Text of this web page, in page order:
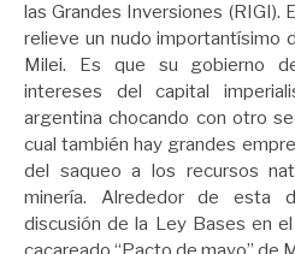
las Grandes Inversiones
relieve un nudo importantísimo
Milei. Es que su gobierno
intereses del capital
argentina chocando con otro
cual también hay grandes
del saqueo a los recursos
minería. Alrededor de esta
discusión de la Ley Bases en